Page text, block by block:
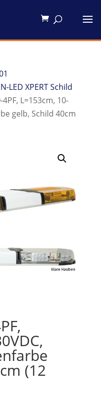
LED XPERT Schild
4PF, L=153cm, 10-
gelb, Schild 40cm
(12